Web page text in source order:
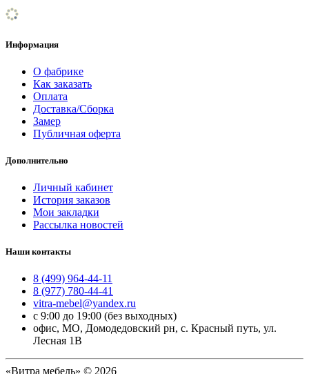
Информация
О фабрике
Как заказать
Оплата
Доставка/Сборка
Замер
Публичная оферта
Дополнительно
Личный кабинет
История заказов
Мои закладки
Рассылка новостей
Наши контакты
8 (499) 964-44-11
8 (977) 780-44-41
vitra-mebel@yandex.ru
с 9:00 до 19:00 (без выходных)
офис, МО, Домодедовский рн, с. Красный путь, ул.
Лесная 1В
«Витра мебель» © 2026